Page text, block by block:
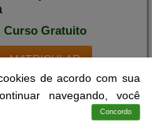
de acordo com sua
navegando, você
Concordo
Login